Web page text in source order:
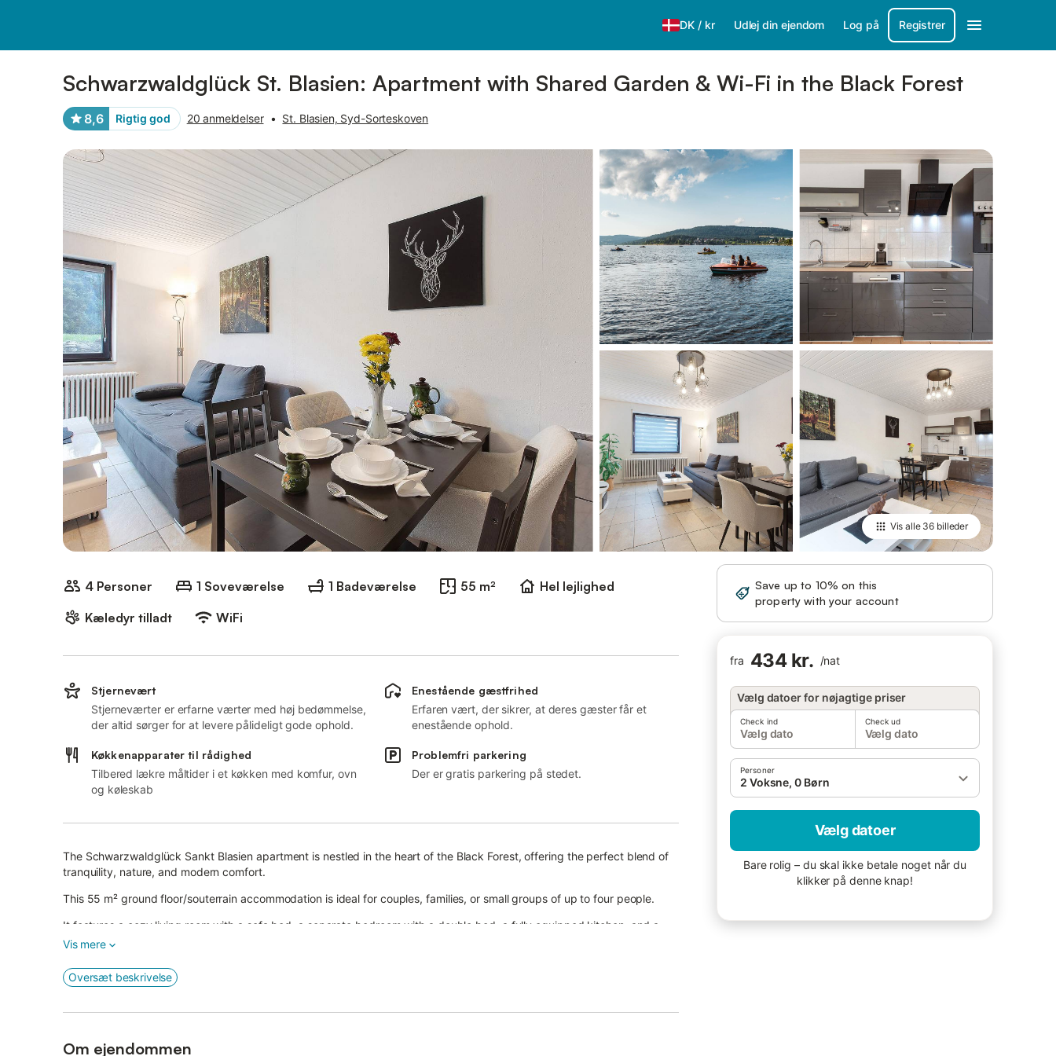
DK / kr Udlej din ejendom Log på Registrer
Schwarzwaldglück St. Blasien: Apartment with Shared Garden & Wi-Fi in the Black Forest
8,6 Rigtig god 20 anmeldelser • St. Blasien, Syd-Sorteskoven
Vis alle 36 billeder
4 Personer 1 Soveværelse 1 Badeværelse 55 m²
Hel lejlighed
Kæledyr tilladt
WiFi
Save up to 10% on this
property with your account
fra 434 kr. /nat
Vælg datoer for nøjagtige priser
Check ind
Vælg dato
Check ud
Vælg dato
Personer
2 Voksne, 0 Børn
Vælg datoer
Bare rolig – du skal ikke betale noget når du
klikker på denne knap!
Stjernevært
Stjerneværter er erfarne værter med høj bedømmelse,
der altid sørger for at levere pålideligt gode ophold.
Enestående gæstfrihed
Erfaren vært, der sikrer, at deres gæster får et
enestående ophold.
Køkkenapparater til rådighed
Tilbered lækre måltider i et køkken med komfur, ovn
og køleskab
Problemfri parkering
Der er gratis parkering på stedet.
The Schwarzwaldglück Sankt Blasien apartment is nestled in the heart of the Black Forest, offering the perfect blend of
tranquility, nature, and modern comfort.
This 55 m² ground floor/souterrain accommodation is ideal for couples, families, or small groups of up to four people.
It features a cozy living room with a sofa bed, a separate bedroom with a double bed, a fully equipped kitchen, and a
modern bathroom.
High-speed Wi-Fi and a smart TV with streaming services provide entertainment.
The shared outdoor area with garden and barbecue invites you to relax.
Vis mere
Oversæt beskrivelse
Om ejendommen